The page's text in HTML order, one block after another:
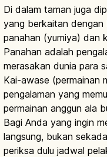
Di dalam taman juga
yang berkaitan dengan
panahan (yumiya) dan
Panahan adalah
merasakan dunia para
Kai-awase (permainan
pengalaman yang
permainan anggun ala
Bagi Anda yang ingin
langsung, bukan
periksa dulu jadwal